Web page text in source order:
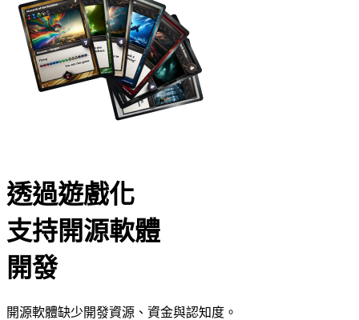
透過遊戲化
支持開源軟體
開發
開源軟體缺少開發資源、資金與認知度。